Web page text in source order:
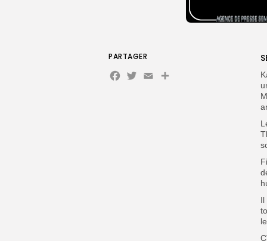
Il
PARTAGER
Facebook
Twitter
EmailPartager